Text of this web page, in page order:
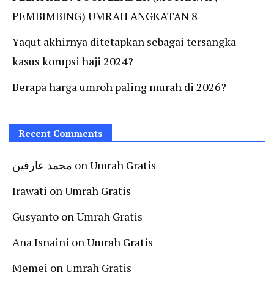
PEMBIMBING) UMRAH ANGKATAN 8
Yaqut akhirnya ditetapkan sebagai tersangka
kasus korupsi haji 2024?
Berapa harga umroh paling murah di 2026?
Recent Comments
محمد عارفين on Umrah Gratis
Irawati on Umrah Gratis
Gusyanto on Umrah Gratis
Ana Isnaini on Umrah Gratis
Memei on Umrah Gratis